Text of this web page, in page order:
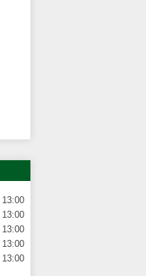
13:00
13:00
13:00
13:00
13:00